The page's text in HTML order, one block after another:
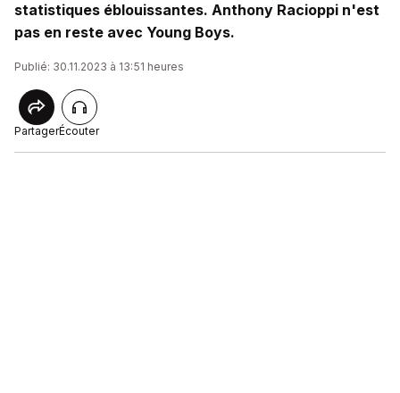
statistiques éblouissantes. Anthony Racioppi n'est
pas en reste avec Young Boys.
Publié: 30.11.2023 à 13:51 heures
PartagerÉcouter